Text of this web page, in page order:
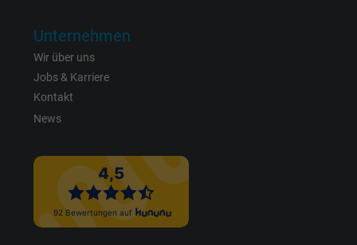
Laufzeit 1 Jahr
Zweck
Anbieter Facebook Ireland Ltd.
Laufzeit 1 Jahr
Unternehmen
Wir über uns
Jobs & Karriere
Kontakt
News